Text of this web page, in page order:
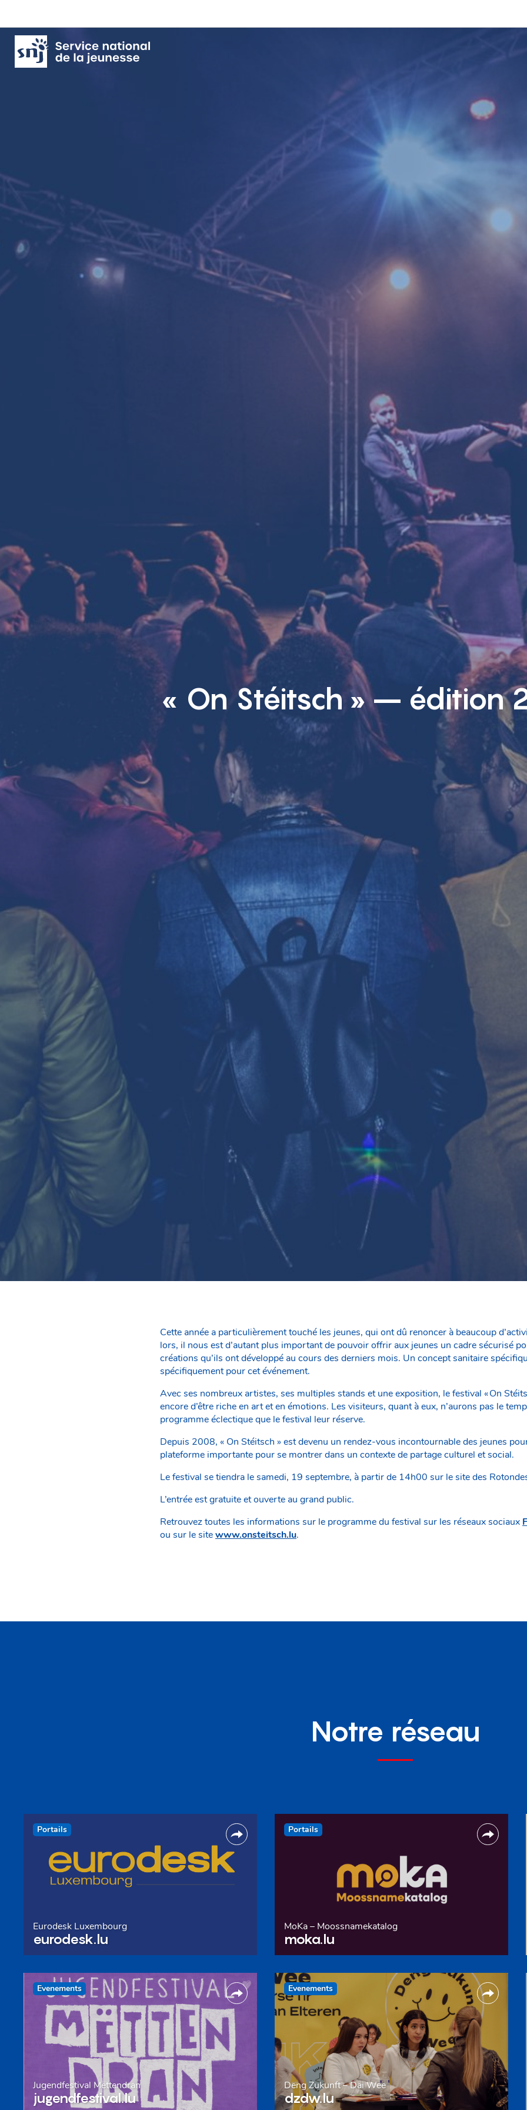
« On Stéitsch » – édition
Cette année a particulièrement touché les jeunes, qui ont dû renoncer à beaucoup
lors, il nous est d’autant plus important de pouvoir offrir aux jeunes un cadre sécurisé
créations qu’ils ont développé au cours des derniers mois. Un concept sanitaire
spécifiquement pour cet événement.
Avec ses nombreux artistes, ses multiples stands et une exposition, le festival « On
encore d’être riche en art et en émotions. Les visiteurs, quant à eux, n’aurons pas le
programme éclectique que le festival leur réserve.
Depuis 2008, « On Stéitsch » est devenu un rendez-vous incontournable des jeunes
plateforme importante pour se montrer dans un contexte de partage culturel et social.
Le festival se tiendra le samedi, 19 septembre, à partir de 14h00 sur le site des
L’entrée est gratuite et ouverte au grand public.
Retrouvez toutes les informations sur le programme du festival sur les réseaux sociaux
ou sur le sitewww.onsteitsch.lu.
Notre réseau
Portails
Eurodesk Luxembourg
eurodesk.lu
Portails
MoKa – Moossnamekatalog
moka.lu
Evenements
Jugendfestival Mëttendran
jugendfestival.lu
Evenements
Deng Zukunft – Däi Wee
dzdw.lu